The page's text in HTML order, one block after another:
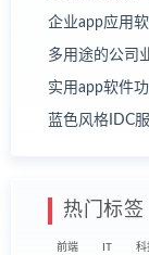
企业app应用
多用途的公司
实用app软件
蓝色风格IDC
热门标签
前端 IT 科